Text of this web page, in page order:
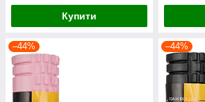
Купити
–44% –44%